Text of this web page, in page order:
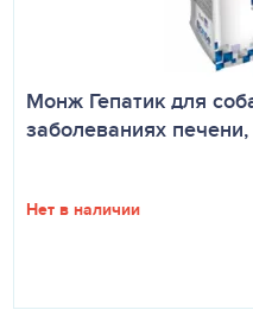
Монж Гепатик для
заболеваниях
Нет в наличии